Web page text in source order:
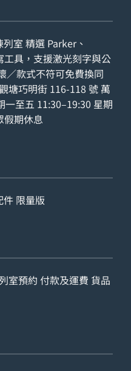
室 精選 Parker、
工具，支援激光刻字與公
／款式不符可免費換同
塘巧明街 116-118 號 萬
一至五 11:30–19:30 星期
假期休息
件 限量版
室預約 付款及運費 貨品